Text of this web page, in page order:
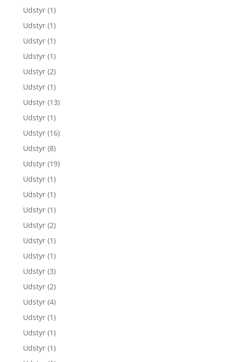
Udstyr (1)
Udstyr (1)
Udstyr (1)
Udstyr (1)
Udstyr (2)
Udstyr (1)
Udstyr (13)
Udstyr (1)
Udstyr (16)
Udstyr (8)
Udstyr (19)
Udstyr (1)
Udstyr (1)
Udstyr (1)
Udstyr (2)
Udstyr (1)
Udstyr (1)
Udstyr (3)
Udstyr (2)
Udstyr (4)
Udstyr (1)
Udstyr (1)
Udstyr (1)